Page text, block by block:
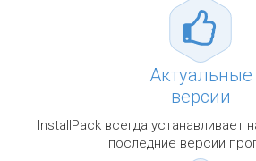
Актуальные
версии
InstallPack всегда устанавливает
последние версии